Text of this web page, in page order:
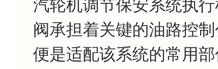
汽轮机调节保安系统执
阀承担着关键的油路控
便是适配该系统的常用